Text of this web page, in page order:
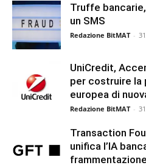
Truffe
un SMS
Redazione BitMAT -
UniCredit,
per costruire la
europea di
Redazione BitMAT -
Transaction
unifica l’IA